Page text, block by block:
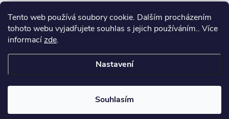
Tento web používá soubory cookie. Dalším procházením
tohoto webu vyjadřujete souhlas s jejich používáním.. Více
informacízde.
Nastavení
Souhlasím